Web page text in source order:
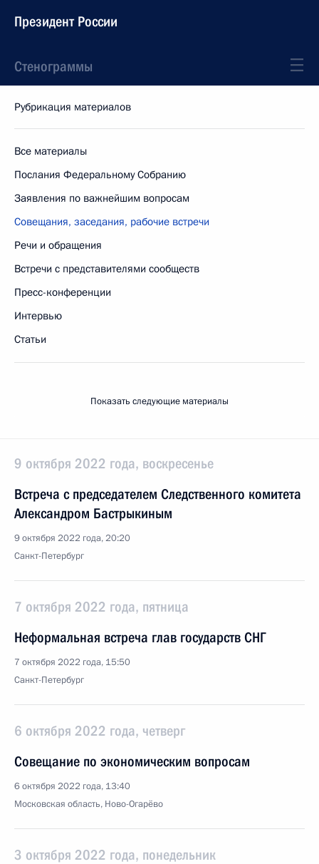
Президент России
Стенограммы
Рубрикация материалов
Все материалы
Послания Федеральному Собранию
Заявления по важнейшим вопросам
Совещания, заседания, рабочие встречи
Речи и обращения
Встречи с представителями сообществ
Пресс-конференции
Интервью
Статьи
Показать следующие материалы
9 октября 2022 года, воскресенье
Встреча с председателем Следственного комитета
Александром Бастрыкиным
9 октября 2022 года, 20:20
Санкт-Петербург
7 октября 2022 года, пятница
Неформальная встреча глав государств СНГ
7 октября 2022 года, 15:50
Санкт-Петербург
6 октября 2022 года, четверг
Совещание по экономическим вопросам
6 октября 2022 года, 13:40
Московская область, Ново-Огарёво
3 октября 2022 года, понедельник